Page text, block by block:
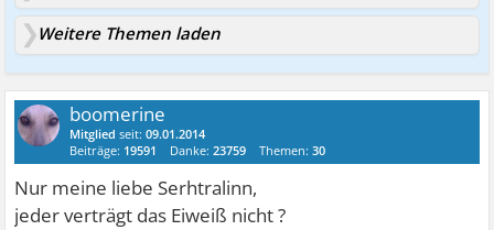
Weitere Themen laden
boomerine
Mitglied seit:09.01.2014
Beiträge: 19591 Danke:23759 Themen:30
Nur meine liebe Serhtralinn,
jeder verträgt das Eiweiß nicht ?